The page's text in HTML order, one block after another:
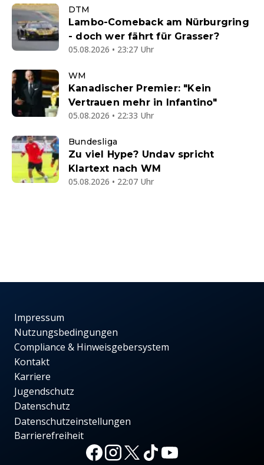
DTM
Lambo-Comeback am Nürburgring
- doch wer fährt für Grasser?
05.08.2026 • 23:27 Uhr
WM
Kanadischer Premier: "Kein
Vertrauen mehr in Infantino"
05.08.2026 • 22:33 Uhr
Bundesliga
Zu viel Hype? Undav spricht
Klartext nach WM
05.08.2026 • 22:07 Uhr
Impressum
Nutzungsbedingungen
Compliance & Hinweisgebersystem
Kontakt
Karriere
Jugendschutz
Datenschutz
Datenschutzeinstellungen
Barrierefreiheit